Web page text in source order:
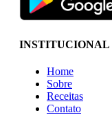
INSTITUCIONAL
Home
Sobre
Receitas
Contato